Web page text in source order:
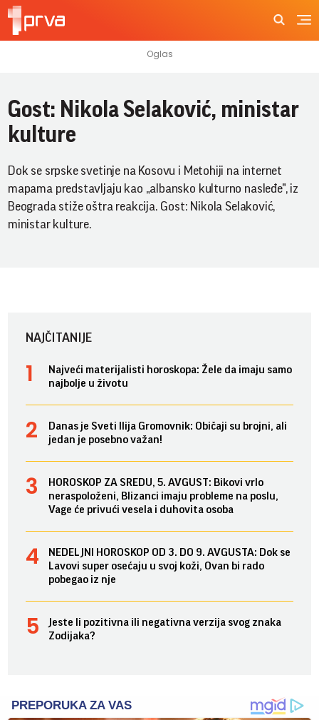
Gost: Nikola Selaković, ministar
kulture
Dok se srpske svetinje na Kosovu i Metohiji na internet
mapama predstavljaju kao „albansko kulturno nasleđe", iz
Beograda stiže oštra reakcija. Gost: Nikola Selaković,
ministar kulture.
NAJČITANIJE
Najveći materijalisti horoskopa: Žele da imaju samo
najbolje u životu
Danas je Sveti Ilija Gromovnik: Običaji su brojni, ali
jedan je posebno važan!
HOROSKOP ZA SREDU, 5. AVGUST: Bikovi vrlo
neraspoloženi, Blizanci imaju probleme na poslu,
Vage će privući vesela i duhovita osoba
NEDELJNI HOROSKOP OD 3. DO 9. AVGUSTA: Dok se
Lavovi super osećaju u svoj koži, Ovan bi rado
pobegao iz nje
Jeste li pozitivna ili negativna verzija svog znaka
Zodijaka?